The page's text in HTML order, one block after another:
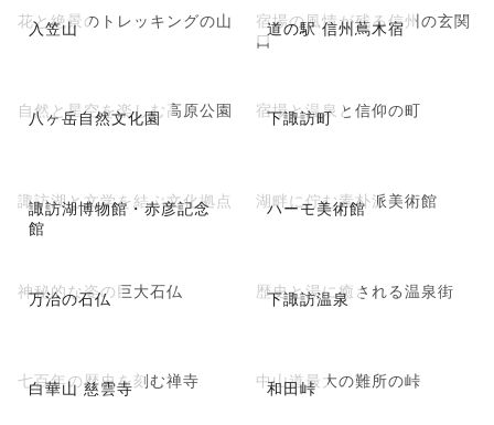
入笠山
花と絶景のトレッキングの山 道の駅 信州蔦木宿
宿場の風情が残る信州の玄関
口
八ヶ岳自然文化園
自然と星空を楽しむ高原公園 下諏訪町
宿場と温泉と信仰の町
諏訪湖博物館・赤彦記念
館
諏訪湖と文学を結ぶ文化拠点 ハーモ美術館
湖畔に佇む素朴派美術館
万治の石仏
神秘的な姿の巨大石仏 下諏訪温泉
歴史と湯に癒される温泉街
白華山 慈雲寺
七百年の歴史を刻む禅寺 和田峠
中山道最大の難所の峠